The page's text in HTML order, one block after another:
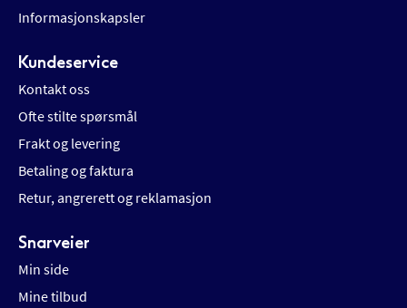
Informasjonskapsler
Kundeservice
Kontakt oss
Ofte stilte spørsmål
Frakt og levering
Betaling og faktura
Retur, angrerett og reklamasjon
Snarveier
Min side
Mine tilbud